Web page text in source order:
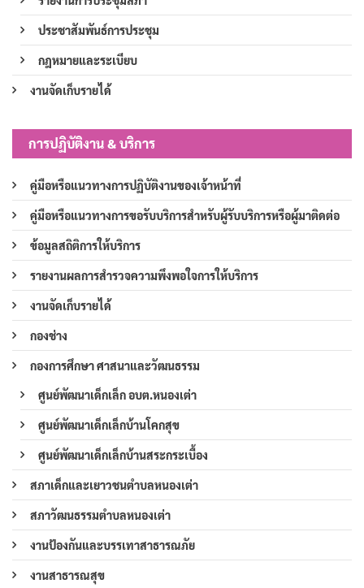
ประชาสัมพันธ์การประชุม
กฎหมายและระเบียบ
งานจัดเก็บรายได้
การปฏิบัติงาน & บริการ
คู่มือหรือแนวทางการปฏิบัติงานของเจ้าหน้าที่
คู่มือหรือแนวทางการขอรับบริการสำหรับผู้รับบริการหรือผู้มาติดต่อ
ข้อมูลสถิติการให้บริการ
รายงานผลการสำรวจความพึงพอใจการให้บริการ
งานจัดเก็บรายได้
กองช่าง
กองการศึกษา ศาสนาและวัฒนธรรม
ศูนย์พัฒนาเด็กเล็ก อบต.หนองเต่า
ศูนย์พัฒนาเด็กเล็กบ้านโคกสุข
ศูนย์พัฒนาเด็กเล็กบ้านสระกระเบื้อง
สภาเด็กและเยาวชนตำบลหนองเต่า
สภาวัฒนธรรมตำบลหนองเต่า
งานป้องกันและบรรเทาสาธารณภัย
งานสาธารณสุข